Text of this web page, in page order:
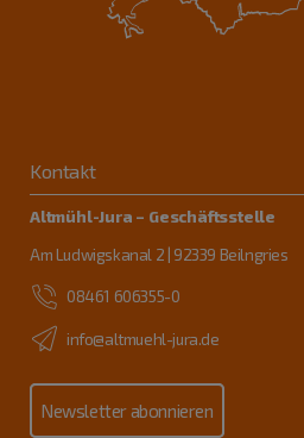
Kontakt
Altmühl-Jura – Geschäftsstelle
Am Ludwigskanal 2 | 92339 Beilngries
08461 606355-0
info@altmuehl-jura.de
Newsletter abonnieren